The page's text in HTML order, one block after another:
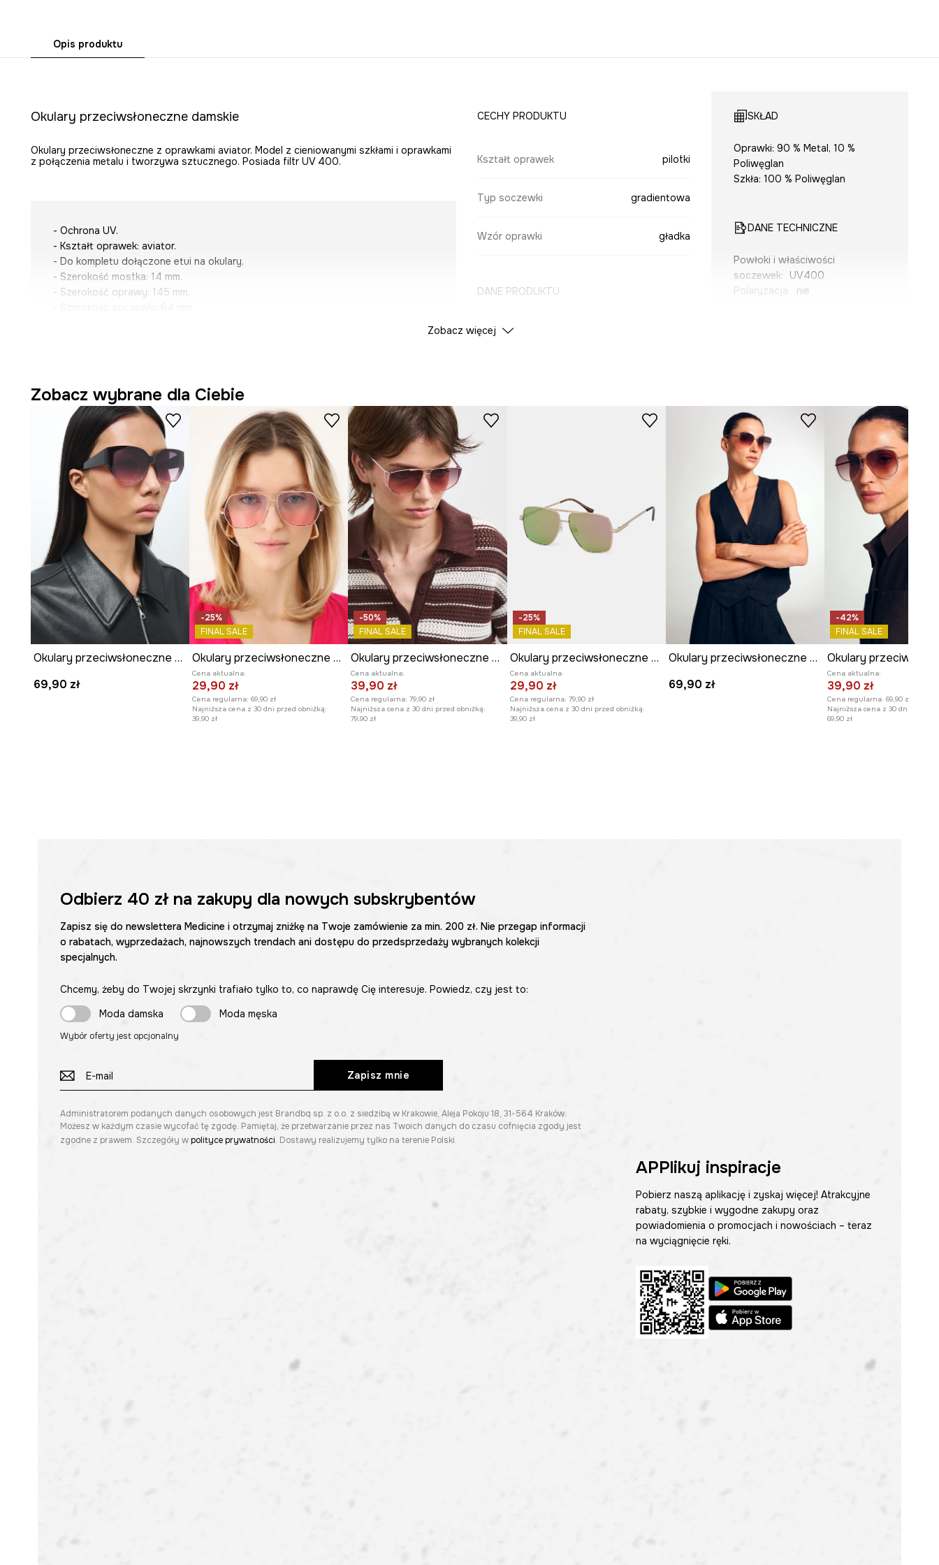
Opis produktu
Okulary przeciwsłoneczne damskie
Okulary przeciwsłoneczne z oprawkami aviator. Model z cieniowanymi szkłami i oprawkami
z połączenia metalu i tworzywa sztucznego. Posiada filtr UV 400.
- Ochrona UV.
- Kształt oprawek: aviator.
- Do kompletu dołączone etui na okulary.
- Szerokość mostka: 14 mm.
- Szerokość oprawy: 145 mm.
CECHY PRODUKTU
Kształt oprawek pilotki
Typ soczewki gradientowa
Wzór oprawki gładka
DANE PRODUKTU
Kolor
Producent
SKŁAD
Oprawki: 90 % Metal, 10 %
Poliwęglan
Szkła: 100 % Poliwęglan
DANE TECHNICZNE
Powłoki i właściwości
soczewek:
UV400
Polaryzacja
nie
Zobacz więcej
Zobacz wybrane dla Ciebie
Okulary przeciwsłoneczne kocie oczy damskie
69,90 zł
-25%
FINAL SALE
Okulary przeciwsłoneczne damskie kolor różowy
Cena aktualna:
29,90 zł
Cena regularna: 69,90 zł
Najniższa cena z 30 dni przed obniżką:
39,90 zł
-50%
FINAL SALE
Okulary przeciwsłoneczne damskie
Cena aktualna:
39,90 zł
Cena regularna: 79,90 zł
Najniższa cena z 30 dni przed obniżką:
79,90 zł
-25%
FINAL SALE
Okulary przeciwsłoneczne damskie z powłoką Revo kolor różowy
Cena aktualna:
29,90 zł
Cena regularna: 79,90 zł
Najniższa cena z 30 dni przed obniżką:
39,90 zł
Okulary przeciwsłoneczne kocie oczy damskie
69,90 zł
-42%
FINAL SALE
Cena aktualna:
39,90 zł
Cena regularna: 69,90 zł
Najniższa cena z 30 dni przed
69,90 zł
Odbierz 40 złna zakupy dla nowych subskrybentów
Zapisz się do newslettera Medicine i otrzymaj zniżkę na Twoje zamówienie za min. 200 zł. Nie przegap informacji
o rabatach, wyprzedażach, najnowszych trendach ani dostępu do przedsprzedaży wybranych kolekcji
specjalnych.
Chcemy, żeby do Twojej skrzynki trafiało tylko to, co naprawdę Cię interesuje. Powiedz, czy jest to:
Moda damska
Moda męska
Wybór oferty jest opcjonalny
Zapisz mnie
Administratorem podanych danych osobowych jest Brandbq sp. z o.o. z siedzibą w Krakowie, Aleja Pokoju 18, 31-564 Kraków.
Możesz w każdym czasie wycofać tę zgodę. Pamiętaj, że przetwarzanie przez nas Twoich danych do czasu cofnięcia zgody jest
zgodne z prawem. Szczegóły wpolityce prywatności. Dostawy realizujemy tylko na terenie Polski.
APPlikuj inspiracje
Pobierz naszą aplikację i zyskaj więcej! Atrakcyjne
rabaty, szybkie i wygodne zakupy oraz
powiadomienia o promocjach i nowościach – teraz
na wyciągnięcie ręki.